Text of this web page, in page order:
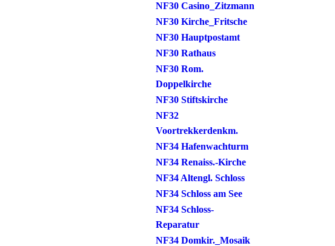
NF30 Casino_Zitzmann
NF30 Kirche_Fritsche
NF30 Hauptpostamt
NF30 Rathaus
NF30 Rom.
Doppelkirche
NF30 Stiftskirche
NF32
Voortrekkerdenkm.
NF34 Hafenwachturm
NF34 Renaiss.-Kirche
NF34 Altengl. Schloss
NF34 Schloss am See
NF34 Schloss-
Reparatur
NF34 Domkir._Mosaik